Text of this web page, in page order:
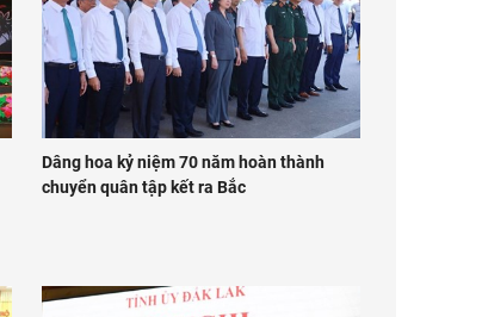
Dâng hoa kỷ niệm 70 năm hoàn thành
chuyển quân tập kết ra Bắc